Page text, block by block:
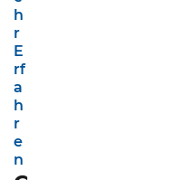
h
r
E
rf
a
h
r
e
n